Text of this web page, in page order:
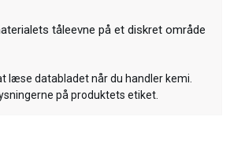
tåleevne på et diskret område
læse databladet når du handler kemi.
på produktets etiket.